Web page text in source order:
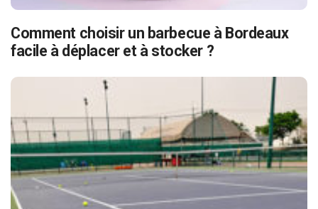
Comment choisir un barbecue à Bordeaux
facile à déplacer et à stocker ?